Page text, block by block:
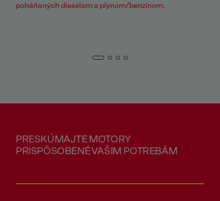
poháňaných dieselom a plynom/benzínom.
PRESKÚMAJTE MOTORY
PRISPÔSOBENÉ VAŠIM POTREBÁM